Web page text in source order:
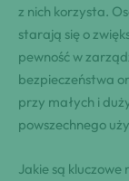
z nich korzysta.
starają się o
pewność w
bezpieczeństwa
przy małych i
powszechnego
Jakie są